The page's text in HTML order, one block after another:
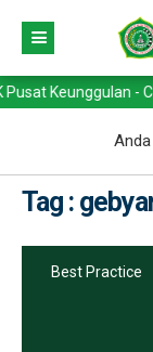
Keunggulan -
Tag :
Best Practice